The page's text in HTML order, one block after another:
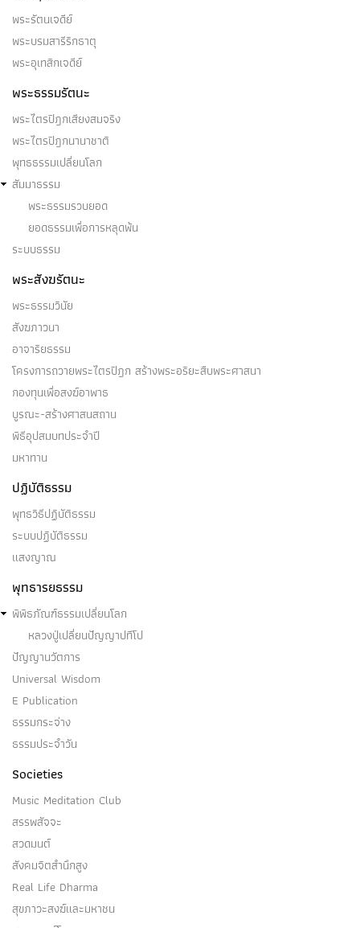
พระรัตนเจดีย์
พระบรมสารีริกธาตุ
พระอุเทสิกเจดีย์
พระธรรมรัตนะ
พระไตรปิฎกเสียงสมจริง
พระไตรปิฎกนานาชาติ
พุทธธรรมเปลี่ยนโลก
สัมมาธรรม
พระธรรมรวบยอด
ยอดธรรมเพื่อการหลุดพ้น
ระบบธรรม
พระสังฆรัตนะ
พระธรรมวินัย
สังฆภาวนา
อาจาริยธรรม
โครงการถวายพระไตรปิฎก สร้างพระอริยะสืบพระศาสนา
กองทุนเพื่อสงฆ์อาพาธ
บูรณะ-สร้างศาสนสถาน
พิธีอุปสมบทประจำปี
มหาทาน
ปฏิบัติธรรม
พุทธวิธีปฏิบัติธรรม
ระบบปฏิบัติธรรม
แสงญาณ
พุทธารยธรรม
พิพิธภัณฑ์ธรรมเปลี่ยนโลก
หลวงปู่เปลี่ยนปัญญาปทีโป
ปัญญานวัตการ
Universal Wisdom
E Publication
ธรรมกระจ่าง
ธรรมประจำวัน
Societies
Music Meditation Club
สรรพสัจจะ
สวดมนต์
สังคมจิตสำนึกสูง
Real Life Dharma
สุขภาวะสงฆ์และมหาชน